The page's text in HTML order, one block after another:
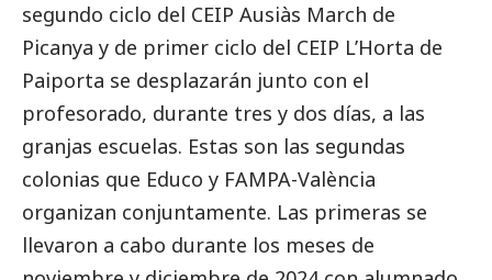
segundo ciclo del CEIP Ausiàs March de
Picanya y de primer ciclo del CEIP L’Horta de
Paiporta se desplazarán junto con el
profesorado, durante tres y dos días, a las
granjas escuelas. Estas son las segundas
colonias que Educo y FAMPA-València
organizan conjuntamente. Las primeras se
llevaron a cabo durante los meses de